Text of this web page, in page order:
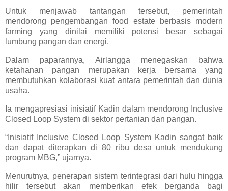
Untuk menjawab tantangan tersebut, pemerintah
mendorong pengembangan food estate berbasis modern
farming yang dinilai memiliki potensi besar sebagai
lumbung pangan dan energi.
Dalam paparannya, Airlangga menegaskan bahwa
ketahanan pangan merupakan kerja bersama yang
membutuhkan kolaborasi kuat antara pemerintah dan dunia
usaha.
Ia mengapresiasi inisiatif Kadin dalam mendorong Inclusive
Closed Loop System di sektor pertanian dan pangan.
“Inisiatif Inclusive Closed Loop System Kadin sangat baik
dan dapat diterapkan di 80 ribu desa untuk mendukung
program MBG,” ujarnya.
Menurutnya, penerapan sistem terintegrasi dari hulu hingga
hilir tersebut akan memberikan efek berganda bagi